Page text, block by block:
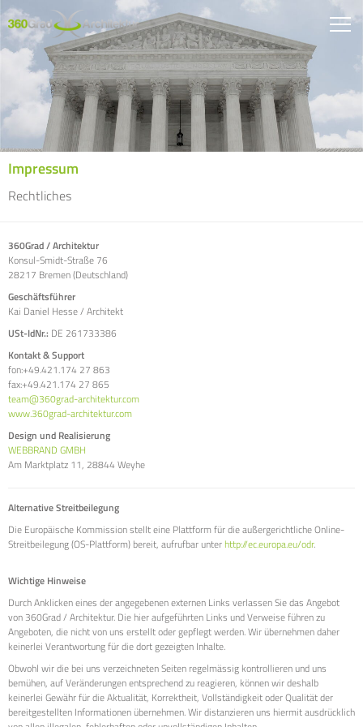
Impressum
Rechtliches
360Grad / Architektur
Konsul-Smidt-Straße 76
28217 Bremen (Deutschland)
Geschäftsführer
Kai Daniel Hesse / Architekt
USt-IdNr.: DE 261733386
Kontakt & Support
fon:+49.421.174 27 863
fax:+49.421.174 27 865
team@360grad-architektur.com
www.360grad-architektur.com
Design und Realisierung
WEBBRAND GMBH
Am Marktplatz 11, 28844 Weyhe
Alternative Streitbeilegung
Die Europäische Kommission stellt eine Plattform für die außergerichtliche Online-
Streitbeilegung (OS-Plattform) bereit, aufrufbar unter http://ec.europa.eu/odr.
Wichtige Hinweise
Durch Anklicken eines der angegebenen externen Links verlassen Sie das Angebot
von 360Grad / Architektur. Die hier aufgeführten Links und Verweise führen zu
Angeboten, die nicht von uns erstellt oder gepflegt werden. Wir übernehmen daher
keinerlei Verantwortung für die dort gezeigten Inhalte.
Obwohl wir die bei uns verzeichneten Seiten regelmässig kontrollieren und uns
bemühen, auf Veränderungen entsprechend zu reagieren, können wir deshalb
keinerlei Gewähr für die Aktualität, Korrektheit, Vollständigkeit oder Qualität der
bereitgestellten Informationen übernehmen. Wir distanzieren uns hiermit ausdrücklich